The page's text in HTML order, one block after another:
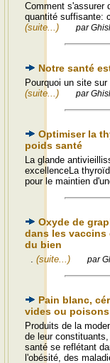
Comment s'assurer
quantité suffisante:
(suite...)
par
Notre santé
Pourquoi un site
(suite...)
par
Optimiser la
poids santé
La glande
excellenceLa
pour le maintien
Oxyde de
dans les vaccins
du bien
. (suite...) par
Pain blanc,
vides ou
Produits de la
de leur
santé se reflétant
l'obésité, des